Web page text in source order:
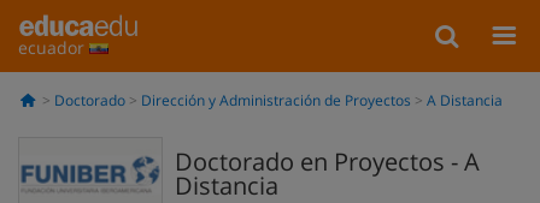
ecuador
Doctorado Dirección y Administración de Proyectos A Distancia
Doctorado en Proyectos - A
Distancia